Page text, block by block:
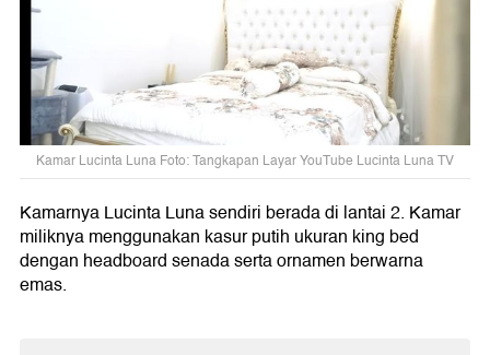
Kamar Lucinta Luna Foto: Tangkapan Layar YouTube Lucinta Luna TV
Kamarnya Lucinta Luna sendiri berada di lantai 2. Kamar
miliknya menggunakan kasur putih ukuran king bed
dengan headboard senada serta ornamen berwarna
emas.